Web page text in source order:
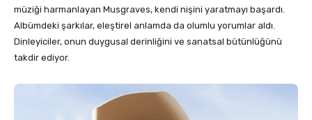
müziği harmanlayan Musgraves, kendi nişini yaratmayı başardı.
Albümdeki şarkılar, eleştirel anlamda da olumlu yorumlar aldı.
Dinleyiciler, onun duygusal derinliğini ve sanatsal bütünlüğünü
takdir ediyor.